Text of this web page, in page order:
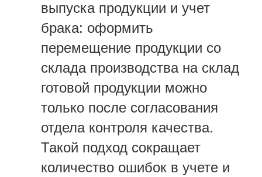
выпуска продукции и учет
брака: оформить
перемещение продукции со
склада производства на склад
готовой продукции можно
только после согласования
отдела контроля качества.
Такой подход сокращает
количество ошибок в учете и